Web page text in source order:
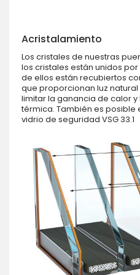
Acristalamiento
Los cristales de nuestras
los cristales están unidos
de ellos están recubiertos
que proporcionan luz
limitar la ganancia de calor
térmica. También es posible
vidrio de seguridad VSG 33.1